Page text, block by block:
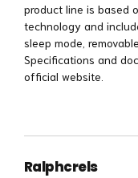
product line is based
technology and
sleep mode,
Specifications and
official website.
Ralphcrels